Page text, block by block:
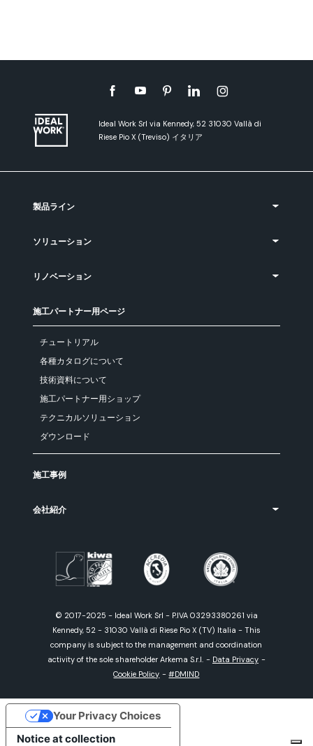
Ideal Work Srl via Kennedy, 52 31030 Vallà di
Riese Pio X (Treviso) イタリア
製品ライン
ソリューション
リノベーション
施工パートナー用ページ
チュートリアル
各種カタログについて
技術資料について
施工パートナー用ショップ
テクニカルソリューション
ダウンロード
施工事例
会社紹介
© 2017-2025 - Ideal Work Srl - P.IVA 03293380261 via
Kennedy, 52 - 31030 Vallà di Riese Pio X (TV) Italia - This
company is subject to the management and coordination
activity of the sole shareholder Arkema S.r.l. - Data Privacy -
Cookie Policy -#DMIND
Notice at collection
Your Privacy Choices